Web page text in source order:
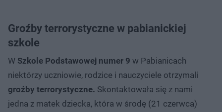
Groźby terrorystyczne w pabianickiej
szkole
W Szkole Podstawowej numer 9 w Pabianicach
niektórzy uczniowie, rodzice i nauczyciele otrzymali
groźby terrorystyczne. Skontaktowała się z nami
jedna z matek dziecka, która w środę (21 czerwca)